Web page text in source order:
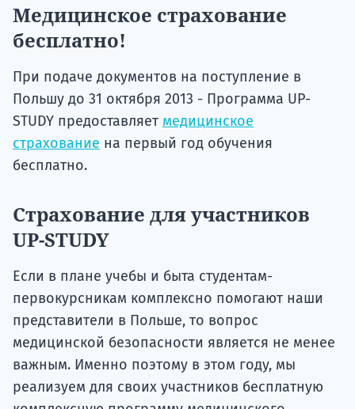
Медицинское страхование
бесплатно!
При подаче документов на поступление в
Польшу до 31 октября 2013 - Программа UP-
STUDY предоставляет медицинское
страхование на первый год обучения
бесплатно.
Страхование для участников
UP-STUDY
Если в плане учебы и быта студентам-
первокурсникам комплексно помогают наши
представители в Польше, то вопрос
медицинской безопасности является не менее
важным. Именно поэтому в этом году, мы
реализуем для своих участников бесплатную